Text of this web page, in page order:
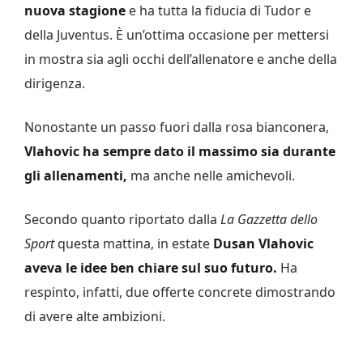
nuova stagione e ha tutta la fiducia di Tudor e
della Juventus. È un’ottima occasione per mettersi
in mostra sia agli occhi dell’allenatore e anche della
dirigenza.
Nonostante un passo fuori dalla rosa bianconera,
Vlahovic ha sempre dato il massimo sia durante
gli allenamenti, ma anche nelle amichevoli.
Secondo quanto riportato dalla La Gazzetta dello
Sportquesta mattina, in estate Dusan Vlahovic
aveva le idee ben chiare sul suo futuro. Ha
respinto, infatti, due offerte concrete dimostrando
di avere alte ambizioni.